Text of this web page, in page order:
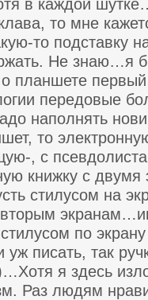
в каждой
то мне
то подставку
Не знаю…я б
о планшете
передовые
наполнять
то
, с
книжку с двумя
стилусом на
по
уж писать, так
я здесь
Раз людям